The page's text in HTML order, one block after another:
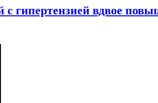
с гипертензией вдвое